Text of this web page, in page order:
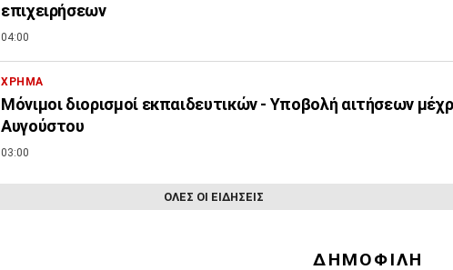
επιχειρήσεων
04:00
ΧΡΗΜΑ
Μόνιμοι διορισμοί εκπαιδευτικών - Υποβολή αιτήσεων
Αυγούστου
03:00
ΟΛΕΣ ΟΙ ΕΙΔΗΣΕΙΣ
ΔΗΜΟΦΙΛΗ